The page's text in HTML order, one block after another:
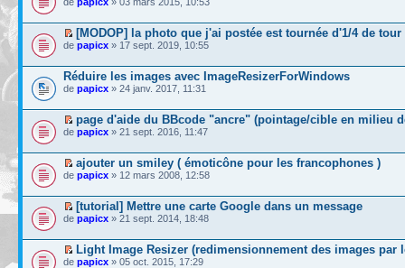
[MODOP] la photo que j'ai postée est tournée d'1/4 de tour
de papicx » 17 sept. 2019, 10:55
Réduire les images avec ImageResizerForWindows
de papicx » 24 janv. 2017, 11:31
page d'aide du BBcode "ancre" (pointage/cible en milieu
de papicx » 21 sept. 2016, 11:47
ajouter un smiley ( émoticône pour les francophones )
de papicx » 12 mars 2008, 12:58
[tutorial] Mettre une carte Google dans un message
de papicx » 21 sept. 2014, 18:48
Light Image Resizer (redimensionnement des images par
de papicx » 05 oct. 2015, 17:29